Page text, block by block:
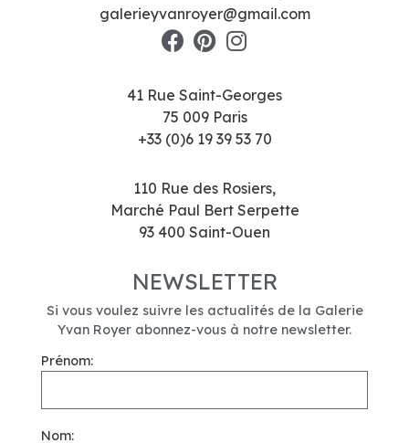
galerieyvanroyer@gmail.com
41 Rue Saint-Georges
75 009 Paris
+33 (0)6 19 39 53 70
110 Rue des Rosiers,
Marché Paul Bert Serpette
93 400 Saint-Ouen
NEWSLETTER
Si vous voulez suivre les actualités de la Galerie
Yvan Royer abonnez-vous à notre newsletter.
Prénom:
Nom: